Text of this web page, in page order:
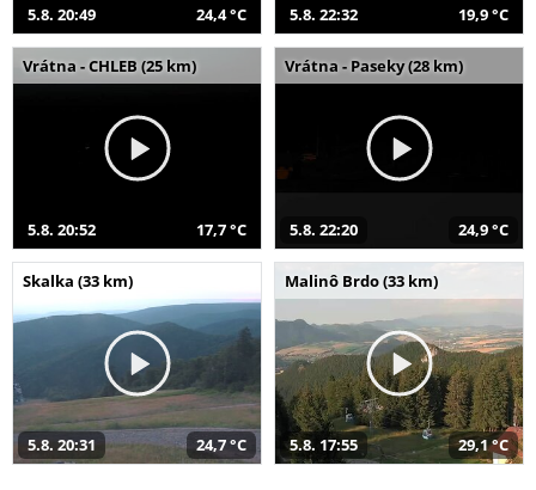
5.8. 20:49 24,4 °C 5.8. 22:32 19,9 °C
Vrátna - CHLEB (25 km)
5.8. 20:52 17,7 °C
Vrátna - Paseky (28 km)
5.8. 22:20 24,9 °C
Skalka (33 km)
5.8. 20:31 24,7 °C
Malinô Brdo (33 km)
5.8. 17:55 29,1 °C